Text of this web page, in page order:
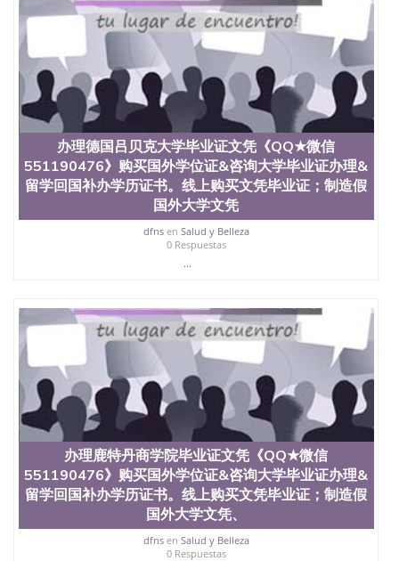
外文凭质量QQ微信551190476国外本科毕业证怎么办
理QQ微信551190476国外大学文凭真制作QQ微信
551190476办国外文凭可找工作QQ微信551190476国
外大学有毕业证QQ微信551190476办理国外毕业证价
格QQ微信551190476国外编号查询QQ微信551190476
办理国外文凭要交定金吗QQ微信551190476办国外可
查文凭QQ微信551190476网上购买真文凭可信吗QQ
微信551190476学士学位证书查询机构QQ微信
551190476 国外资格证书办理QQ微信551190476如何
办理学历认证QQ微信551190476海外文凭认证办理
QQ微信551190476 圣何塞州立大学（San Jose State
University, 又译为“圣荷西州立大学”）成立于1857
年，简称SJSU，是加州历史悠久的大学之一，也是美
西地区的公立大学之一。位于圣何塞市San Jose中
心，占地154公顷。它是一所位于加利福尼亚州的著
名综合性公立大学，它以极高的就业率，全美名列前
合性大学，每年有来自世界各地的成百上千的海外学
生前往求学。 至今，这是一所在世界上享有学术地
位、声誉、实习机会和影响力的高等教育机构，并获
誉为美国本科教育质量的核心代表。其计算机系与会
计系更是在当今美国大学教学排名中表现优异。其毕
业生大多可以在其所处地域的世界硅谷中心得到工作
机会。许多硅谷公司甚至在学生大三和大四的学期提
供许多相应科系的实习机会。无论是加州大学系统
(UC)，还是加州州立大学系统(CSU), 圣何塞州立大学
都占据着加州所有大学中的地理位置。 圣何塞州立大
学座落于硅谷(Silicon Valley), 于附近的旧金山-圣何塞
地区为全美的重要科技中心。约有学生三万人，超过
134种学士学科和65个硕士学科，并有来自世界60余
国的学生来此就读。其有名的科系如计算机科学，电
子工程学，工商管理学，艺术设计，和航空学等，深
办理德国吕贝克大学毕业证文凭《QQ★微信
551190476》购买国外学位证&咨询大学毕业证办理&
留学回国补办学历证书。线上购买文凭毕业证；制造假
国外大学文凭
dfnsen Salud y Belleza
0 Respuestas
...
办理鹿特丹商学院毕业证文凭《QQ★微信
551190476》购买国外学位证&咨询大学毕业证办理&
留学回国补办学历证书。线上购买文凭毕业证；制造假
国外大学文凭、
dfnsen Salud y Belleza
0 Respuestas